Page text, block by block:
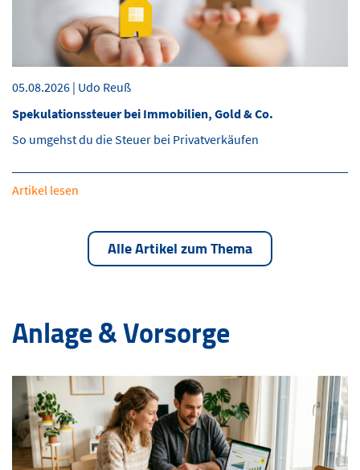
05.08.2026 | Udo Reuß
Spekulationssteuer bei Immobilien, Gold & Co.
So umgehst du die Steuer bei Privatverkäufen
Artikel lesen
Alle Artikel zum Thema
Anlage & Vorsorge